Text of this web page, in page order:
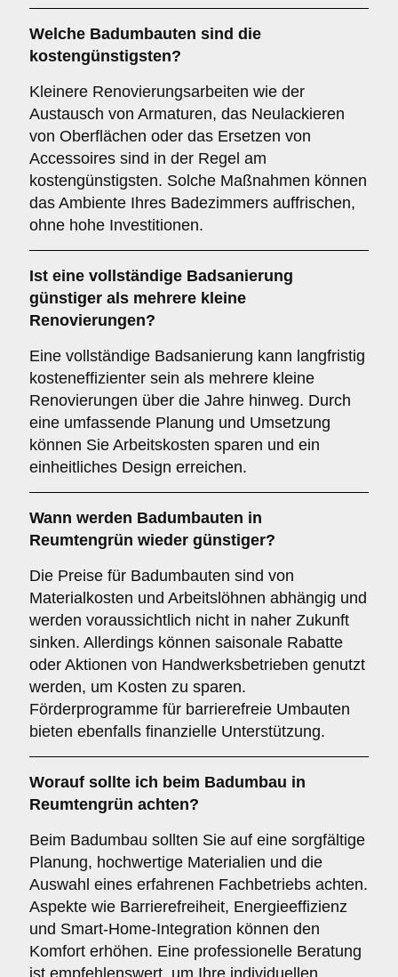
Welche Badumbauten sind die
kostengünstigsten?
Kleinere Renovierungsarbeiten wie der
Austausch von Armaturen, das Neulackieren
von Oberflächen oder das Ersetzen von
Accessoires sind in der Regel am
kostengünstigsten. Solche Maßnahmen können
das Ambiente Ihres Badezimmers auffrischen,
ohne hohe Investitionen.
Ist eine vollständige Badsanierung
günstiger als mehrere kleine
Renovierungen?
Eine vollständige Badsanierung kann langfristig
kosteneffizienter sein als mehrere kleine
Renovierungen über die Jahre hinweg. Durch
eine umfassende Planung und Umsetzung
können Sie Arbeitskosten sparen und ein
einheitliches Design erreichen.
Wann werden Badumbauten in
Reumtengrün wieder günstiger?
Die Preise für Badumbauten sind von
Materialkosten und Arbeitslöhnen abhängig und
werden voraussichtlich nicht in naher Zukunft
sinken. Allerdings können saisonale Rabatte
oder Aktionen von Handwerksbetrieben genutzt
werden, um Kosten zu sparen.
Förderprogramme für barrierefreie Umbauten
bieten ebenfalls finanzielle Unterstützung.
Worauf sollte ich beim Badumbau in
Reumtengrün achten?
Beim Badumbau sollten Sie auf eine sorgfältige
Planung, hochwertige Materialien und die
Auswahl eines erfahrenen Fachbetriebs achten.
Aspekte wie Barrierefreiheit, Energieeffizienz
und Smart-Home-Integration können den
Komfort erhöhen. Eine professionelle Beratung
ist empfehlenswert, um Ihre individuellen